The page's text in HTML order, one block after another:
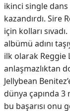
ikinci single
kazandırdı. Sire
için kolları
albümü adını
ilk olarak Reggie
anlaşmazlıktan
Jellybean
dünya çapında 3
bu başarısı onu